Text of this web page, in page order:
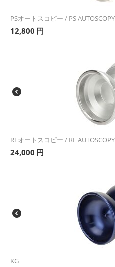
PSオートスコピー / PS AUTOSCOPY
12,800 円
REオートスコピー / RE AUTOSCOPY
24,000 円
KG